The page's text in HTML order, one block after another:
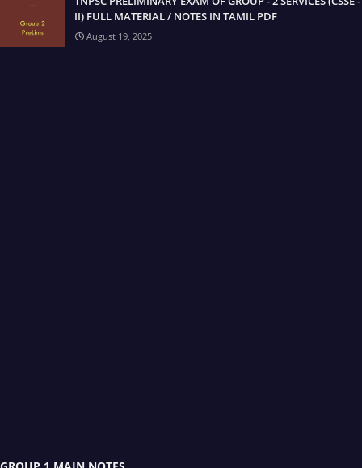
II) FULL MATERIAL / NOTES IN TAMIL PDF
August 19, 2025